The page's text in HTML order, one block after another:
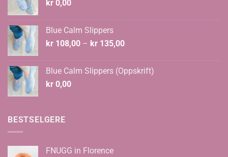
kr 0,00
Blue Calm Slippers
kr 108,00 – kr 135,00Prisområde:
kr 135,00
Blue Calm Slippers (Oppskrift)
kr 0,00
BESTSELGERE
FNUGG in Florence